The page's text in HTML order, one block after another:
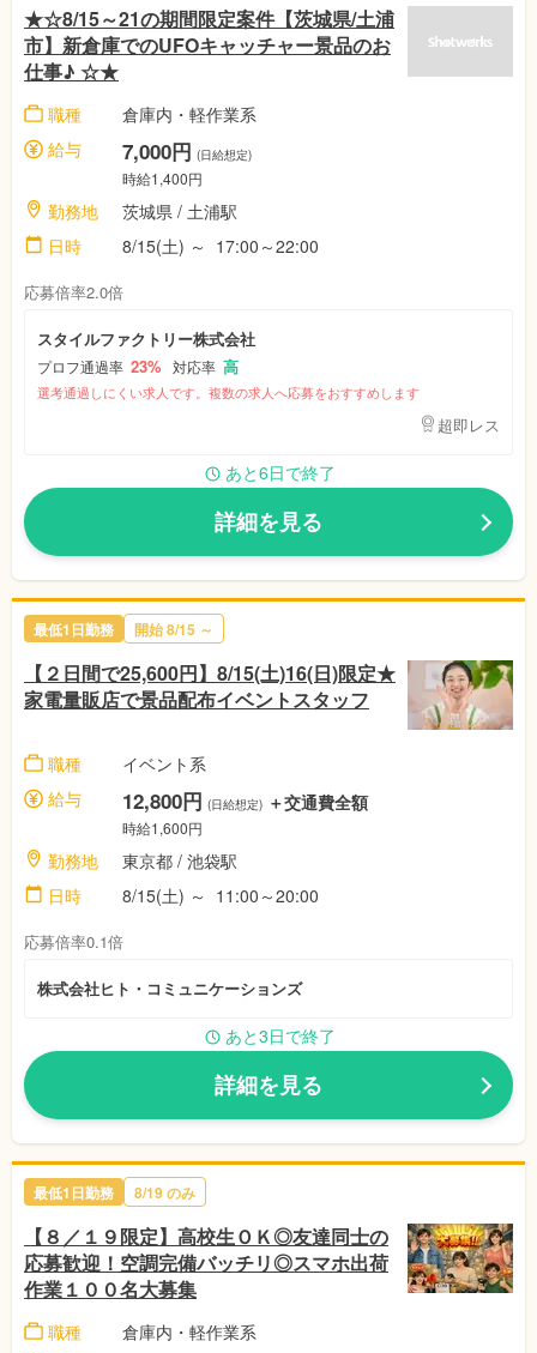
★☆8/15～21の期間限定案件【茨城県/土浦
市】新倉庫でのUFOキャッチャー景品のお
仕事♪ ☆★
職種
倉庫内・軽作業系
給与
7,000円 (日給想定)
時給1,400円
勤務地 茨城県 / 土浦駅
日時
8/15(土) ～ 17:00～22:00
応募倍率2.0倍
スタイルファクトリー株式会社
プロフ通過率 23% 対応率 高
選考通過しにくい求人です。複数の求人へ応募をおすすめします
超即レス
あと6日で終了
詳細を見る
最低1日勤務 開始8/15 ～
【２日間で25,600円】8/15(土)16(日)限定★
家電量販店で景品配布イベントスタッフ
職種
イベント系
給与
12,800円 (日給想定) ＋交通費全額
時給1,600円
勤務地 東京都 / 池袋駅
日時
8/15(土) ～ 11:00～20:00
応募倍率0.1倍
株式会社ヒト・コミュニケーションズ
あと3日で終了
詳細を見る
最低1日勤務 8/19のみ
【８／１９限定】高校生ＯＫ◎友達同士の
応募歓迎！空調完備バッチリ◎スマホ出荷
作業１００名大募集
職種
倉庫内・軽作業系